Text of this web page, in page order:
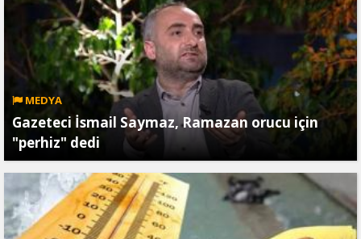
MEDYA
Gazeteci İsmail Saymaz, Ramazan orucu için
"perhiz" dedi